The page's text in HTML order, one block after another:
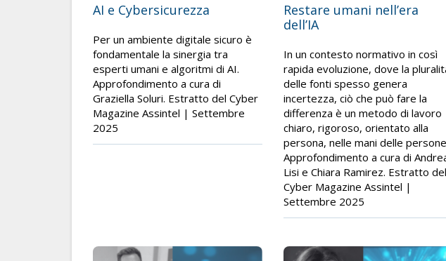
AI e Cybersicurezza
Per un ambiente digitale sicuro è
fondamentale la sinergia tra
esperti umani e algoritmi di AI.
Approfondimento a cura di
Graziella Soluri. Estratto del Cyber
Magazine Assintel | Settembre
2025
Restare umani nell’era
dell’IA
In un contesto normativo in così
rapida evoluzione, dove la
delle fonti spesso genera
incertezza, ciò che può fare la
differenza è un metodo di lavoro
chiaro, rigoroso, orientato alla
persona, nelle mani delle
Approfondimento a cura di
Lisi e Chiara Ramirez. Estratto del
Cyber Magazine Assintel |
Settembre 2025